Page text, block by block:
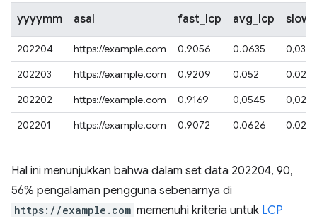
yyyymm asal fast_lcp avg_lcp
202204 https://example.com 0,9056 0.0635
0,0301
202203
https://example.com 0,9209 0,052
0,0274
202202
https://example.com 0,9169 0,0545
202201
https://example.com 0,9072 0,0626
Hal ini menunjukkan bahwa dalam set data 202204, 90,
56% pengalaman pengguna sebenarnya di
https://example.com memenuhi kriteria untuk LCP